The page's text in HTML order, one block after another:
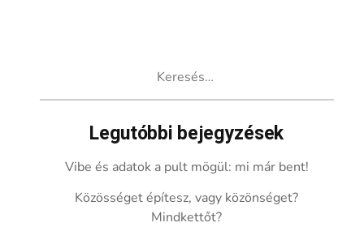
Legutóbbi bejegyzések
Vibe és adatok a pult mögül: mi már bent!
Közösséget építesz, vagy közönséget?
Mindkettőt?